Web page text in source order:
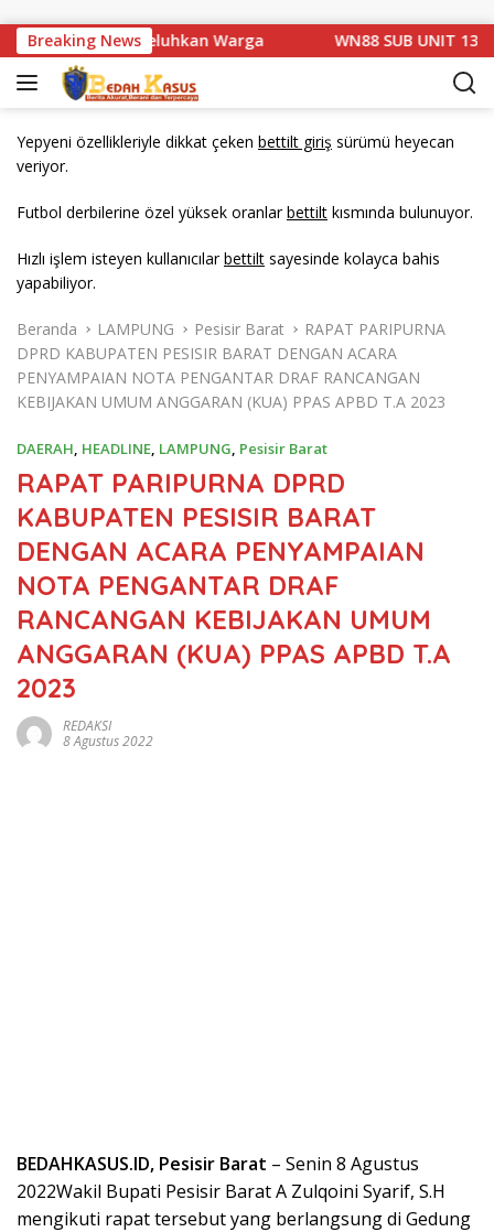
Breaking News
di Keluhkan Warga WN88 SUB UNIT 13
Yepyeni özellikleriyle dikkat çeken bettilt giriş sürümü heyecan
veriyor.
Futbol derbilerine özel yüksek oranlarbettilt kısmında bulunuyor.
Hızlı işlem isteyen kullanıcılarbettilt sayesinde kolayca bahis
yapabiliyor.
Beranda LAMPUNG Pesisir Barat
RAPAT PARIPURNA
DPRD KABUPATEN PESISIR BARAT DENGAN ACARA
PENYAMPAIAN NOTA PENGANTAR DRAF RANCANGAN
KEBIJAKAN UMUM ANGGARAN (KUA) PPAS APBD T.A 2023
DAERAH, HEADLINE, LAMPUNG, Pesisir Barat
RAPAT PARIPURNA DPRD
KABUPATEN PESISIR BARAT
DENGAN ACARA PENYAMPAIAN
NOTA PENGANTAR DRAF
RANCANGAN KEBIJAKAN UMUM
ANGGARAN (KUA) PPAS APBD T.A
2023
REDAKSI
8 Agustus 2022
BEDAHKASUS.ID, Pesisir Barat – Senin 8 Agustus
2022Wakil Bupati Pesisir Barat A Zulqoini Syarif, S.H
mengikuti rapat tersebut yang berlangsung di Gedung